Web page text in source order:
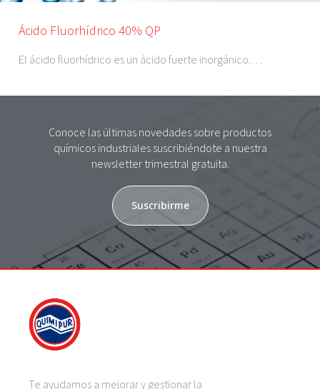
Ácido Fluorhídrico 40% QP
El ácido fluorhídrico es un ácido fuerte inorgánico.…
Conoce las últimas novedades sobre productos
químicos industriales suscribiéndote a nuestra
newsletter trimestral gratuita.
Suscribirme
Te ayudamos a mejorar y gestionar la